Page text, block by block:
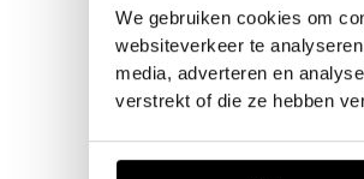
We gebruiken cookies om
websiteverkeer te
media, adverteren en
verstrekt of die ze hebben
Application error: aclient-side